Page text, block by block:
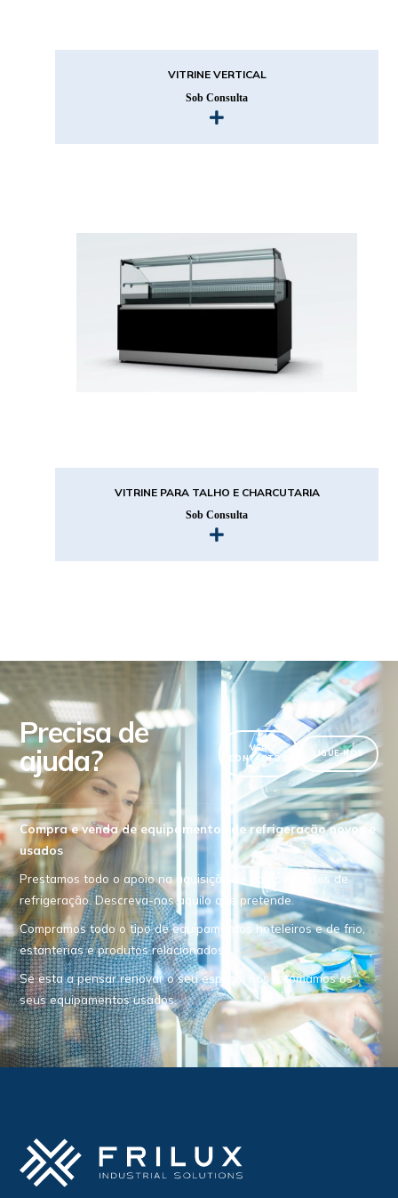
VITRINE VERTICAL
Sob Consulta
VITRINE PARA TALHO E CHARCUTARIA
Sob Consulta
Precisa de
ajuda?
VER
CONTACTOS
LIGUE-NOS
Compra e venda de equipamentos de refrigeração novos e
usados
Prestamos todo o apoio na aquisição de equipamentos de
refrigeração. Descreva-nos aquilo que pretende.
Compramos todo o tipo de equipamentos hoteleiros e de frio,
estanterias e produtos relacionados.
Se esta a pensar renovar o seu espaço, nós retomamos os
seus equipamentos usados.